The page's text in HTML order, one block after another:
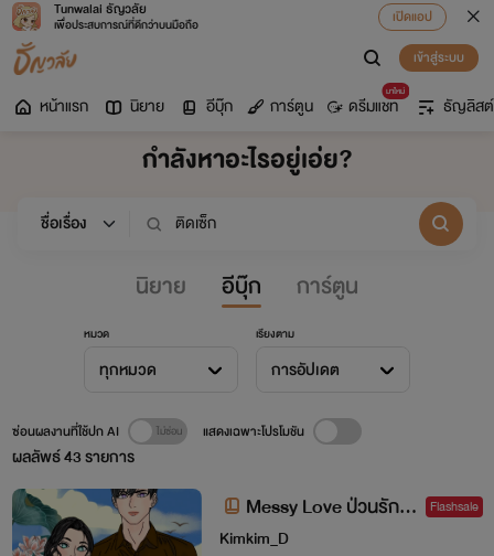
Tunwalai ธัญวลัย
เพื่อประสบการณ์ที่ดีกว่าบนมือถือ
เปิดแอป
เข้าสู่ระบบ
หน้าแรก นิยาย อีบุ๊ก การ์ตูน
มาใหม่
ดรีมแชท ธัญลิสต์
กำลังหาอะไรอยู่เอ่ย?
นิยาย อีบุ๊ก การ์ตูน
หมวด
ทุกหมวด
เรียงตาม
การอัปเดต
ผลลัพธ์43รายการ
ซ่อนผลงานที่ใช้ปก AI แสดงเฉพาะโปรโมชัน
Messy Love ป่วนรักสา
มีเย็นชา
Flashsale
Kimkim_D